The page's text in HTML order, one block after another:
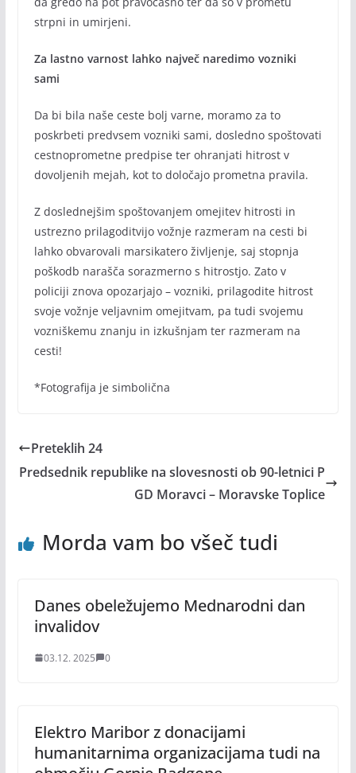
strpni in umirjeni.
Za lastno varnost lahko največ naredimo vozniki
sami
Da bi bila naše ceste bolj varne, moramo za to
poskrbeti predvsem vozniki sami, dosledno spoštovati
cestnoprometne predpise ter ohranjati hitrost v
dovoljenih mejah, kot to določajo prometna pravila.
Z doslednejšim spoštovanjem omejitev hitrosti in
ustrezno prilagoditvijo vožnje razmeram na cesti bi
lahko obvarovali marsikatero življenje, saj stopnja
poškodb narašča sorazmerno s hitrostjo. Zato v
policiji znova opozarjajo – vozniki, prilagodite hitrost
svoje vožnje veljavnim omejitvam, pa tudi svojemu
vozniškemu znanju in izkušnjam ter razmeram na
cesti!
*Fotografija je simbolična
Preteklih 24
Predsednik republike na slovesnosti ob 90-letnici P
GD Moravci – Moravske Toplice
Morda vam bo všeč tudi
Danes obeležujemo Mednarodni dan
invalidov
03.12. 2025 0
Elektro Maribor z donacijami
humanitarnima organizacijama tudi na